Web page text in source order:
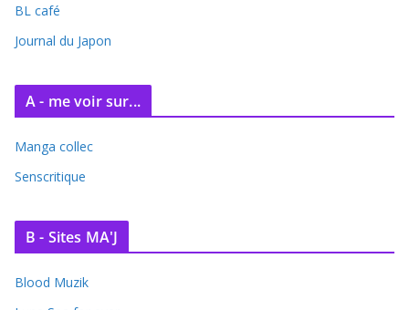
v
e
BL café
Journal du Japon
A - me voir sur...
Manga collec
Senscritique
B - Sites MA'J
Blood Muzik